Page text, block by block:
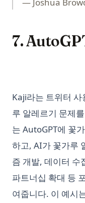
— Joshua
7.
Kaji라는 트위터
루 알레르기 문제
는 AutoGPT에 꽃
하고, AI가 꽃가루
즘 개발, 데이터 수
파트너십 확대 등
여줍니다. 이 예시